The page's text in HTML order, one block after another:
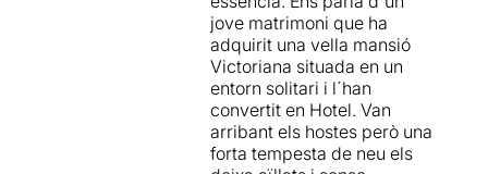
televisió i cinema. Puc dir
que el repartiment ha
quedat millor que l’anterior
versió que vaig veure.
Amb un únic espai escènic,
veiem com els personatges
jove matrimoni que ha
adquirit una vella mansió
Victoriana situada en un
entorn solitari i l´han
convertit en Hotel. Van
arribant els hostes però una
forta tempesta de neu els